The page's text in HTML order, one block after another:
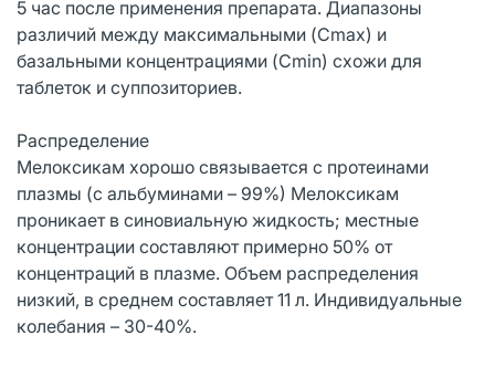
5 час после применения препарата. Диапазоны
различий между максимальными (Cmax) и
базальными концентрациями (Cmin) схожи для
таблеток и суппозиториев.
Распределение
Мелоксикам хорошо связывается с протеинами
плазмы (с альбуминами – 99%) Мелоксикам
проникает в синовиальную жидкость; местные
концентрации составляют примерно 50% от
концентраций в плазме. Объем распределения
низкий, в среднем составляет 11 л. Индивидуальные
колебания – 30-40%.